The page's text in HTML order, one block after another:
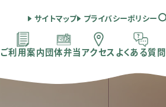
サイトマップ プライバシーポリシー
ご利用案内団体弁当アクセスよくある質問